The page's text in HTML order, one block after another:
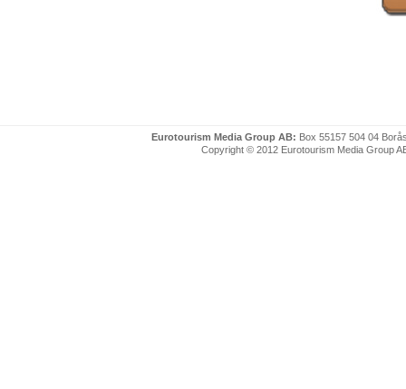
Eurotourism Media Group AB: Box 55157 504 04
Copyright © 2012 Eurotourism Media Group